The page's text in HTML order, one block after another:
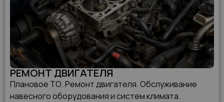
РЕМОНТ ДВИГАТЕЛЯ
Плановое ТО. Ремонт двигателя. Обслуживание
навесного оборудования и систем климата.